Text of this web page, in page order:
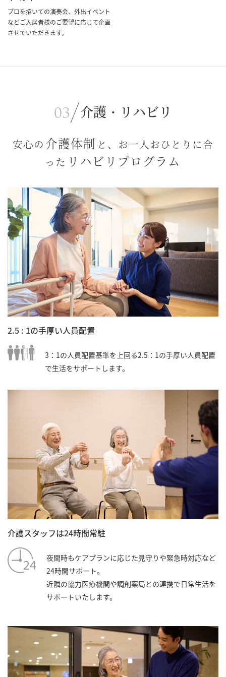
プロを招いての演奏会、外出イベント
などご入居者様のご要望に応じて企画
させていただきます。
介護・リハビリ
安心の 介護体制 と、お一人おひとりに合
った リハビリプログラム
2.5 : 1の手厚い人員配置
3：1の人員配置基準を上回る2.5：1の手厚い人員配置
で生活をサポートします。
介護スタッフは24時間常駐
夜間時もケアプランに応じた見守りや緊急時対応など
24時間サポート。
近隣の協力医療機関や調剤薬局との連携で日常生活を
サポートいたします。